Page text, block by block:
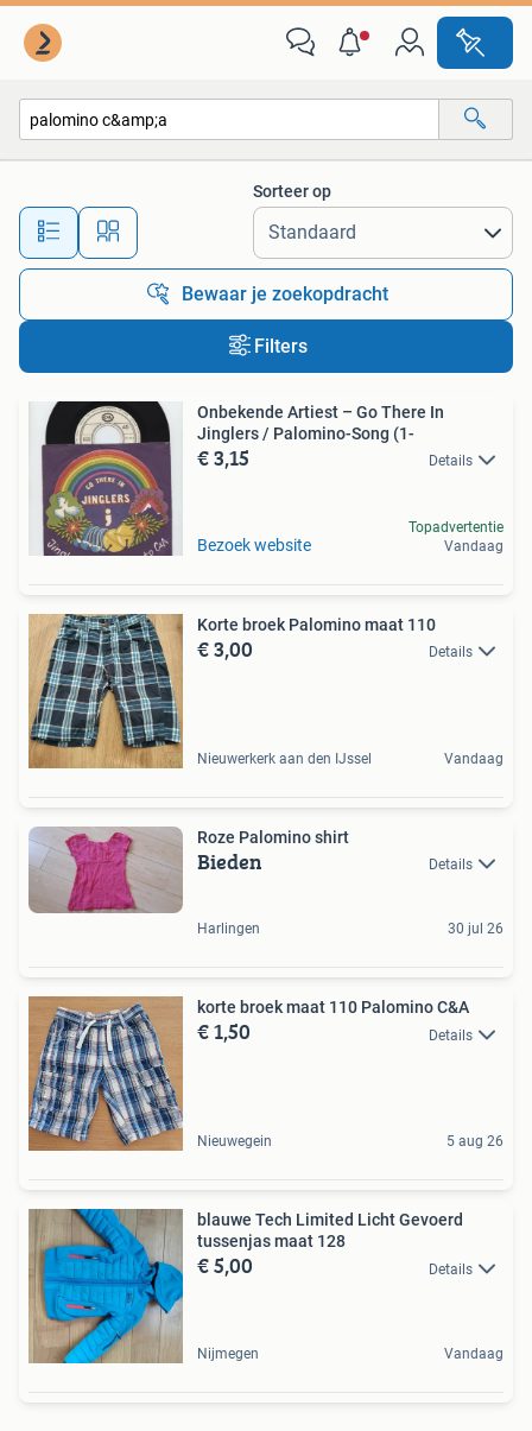
Alle afstanden…
Sorteer op
Bewaar je zoekopdracht
Filters
Onbekende Artiest – Go There In
Jinglers / Palomino-Song (1-
€ 3,15 Details
Bezoek website
Topadvertentie
Vandaag
Korte broek Palomino maat 110
€ 3,00 Details
Nieuwerkerk aan den IJssel Vandaag
Roze Palomino shirt
Bieden Details
Harlingen 30 jul 26
korte broek maat 110 Palomino C&A
€ 1,50 Details
Nieuwegein 5 aug 26
blauwe Tech Limited Licht Gevoerd
tussenjas maat 128
€ 5,00 Details
Nijmegen Vandaag